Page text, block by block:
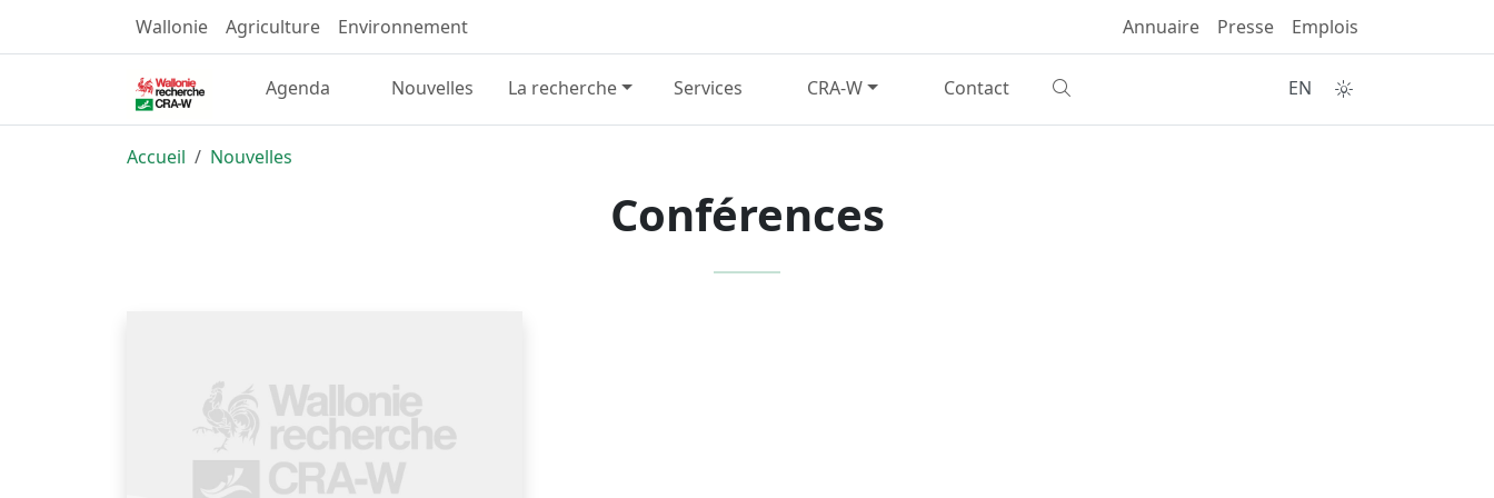
Wallonie Agriculture Environnement Annuaire Presse Emplois
Agenda Nouvelles La recherche Services CRA-W Contact EN
Accueil Nouvelles
Conférences